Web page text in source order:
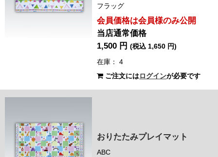
フラッグ
会員価格は会員様のみ公開
当店通常価格
1,500 円(税込 1,650 円)
在庫： 4
ご注文にはログインが必要です
おりたたみプレイマット
ABC